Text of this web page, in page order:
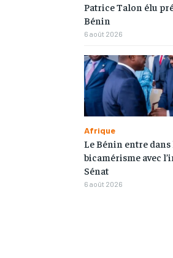
L’INTEGRAL
TOGOREGARD
LOMEBOUGEINFO
NOUVELLE D’AFRIQUE
LEDEFENSEURINFO
228FOOT
ACTU LOMÉ
L’INTEGRAL
TOGOREGARD
LOMEBOUGEINFO
NOUVELLE D’AFRIQUE
LEDEFENSEURINFO
228FOOT
ACTU LOMÉ
L’INTEGRAL
TOGOREGARD
LOMEBOUGEINFO
NOUVELLE D’AFRIQUE
LEDEFENSEURINFO
228FOOT
ACTU LOMÉ
L’INTEGRAL
TOGOREGARD
LOMEBOUGEINFO
NOUVELLE D’AFRIQUE
LEDEFENSEURINFO
228FOOT
ACTU LOMÉ
Patrice Talon élu
Bénin
6 août 2026
Afrique
Le Bénin entre dans
bicamérisme avec
Sénat
6 août 2026